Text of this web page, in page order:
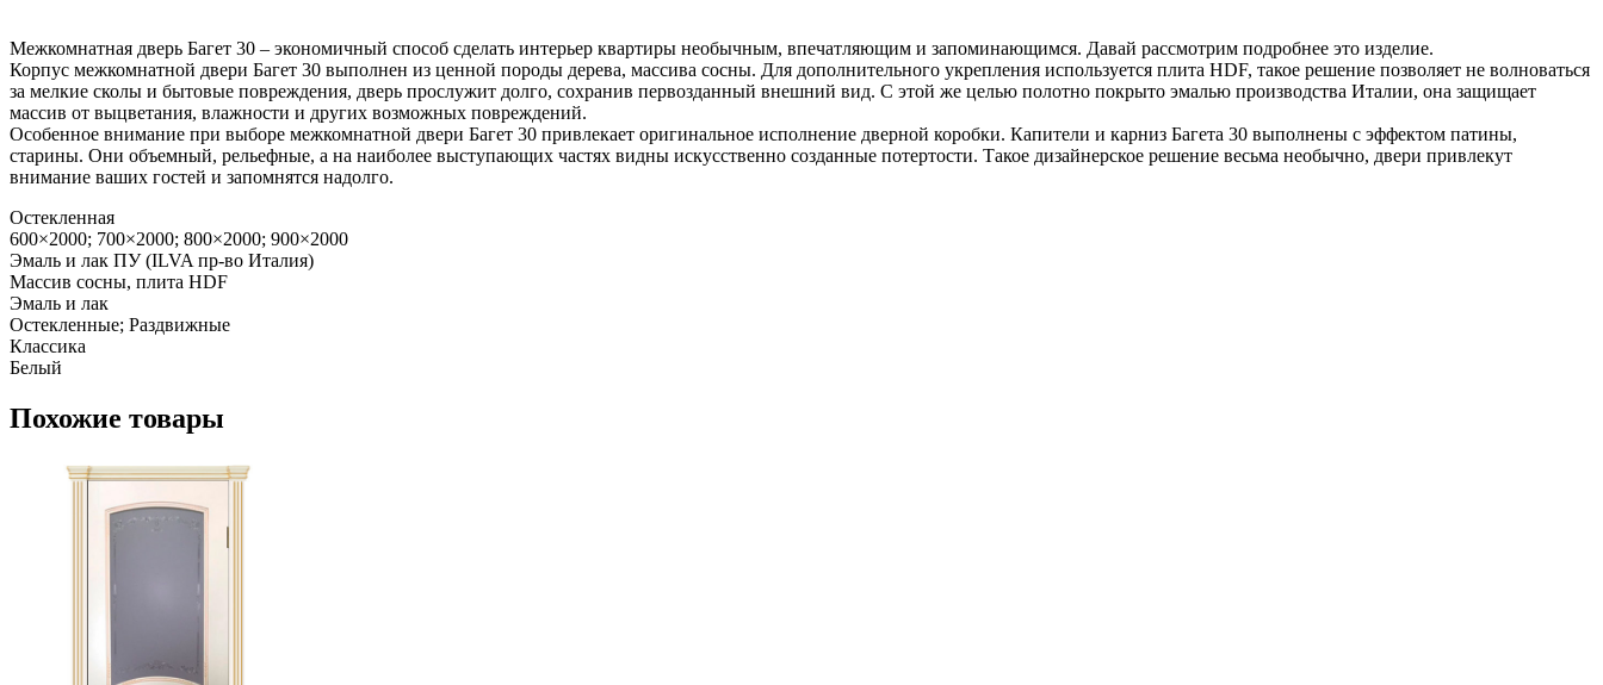
Межкомнатная дверь Багет 30 – экономичный способ сделать интерьер квартиры необычным, впечатляющим и запоминающимся. Давай рассмотрим подробнее это изделие.
Корпус межкомнатной двери Багет 30 выполнен из ценной породы дерева, массива сосны. Для дополнительного укрепления используется плита HDF, такое решение позволяет не волноваться
за мелкие сколы и бытовые повреждения, дверь прослужит долго, сохранив первозданный внешний вид. С этой же целью полотно покрыто эмалью производства Италии, она защищает
массив от выцветания, влажности и других возможных повреждений.
Особенное внимание при выборе межкомнатной двери Багет 30 привлекает оригинальное исполнение дверной коробки. Капители и карниз Багета 30 выполнены с эффектом патины,
старины. Они объемный, рельефные, а на наиболее выступающих частях видны искусственно созданные потертости. Такое дизайнерское решение весьма необычно, двери привлекут
внимание ваших гостей и запомнятся надолго.
Остекленная
600×2000; 700×2000; 800×2000; 900×2000
Эмаль и лак ПУ (ILVA пр-во Италия)
Массив сосны, плита HDF
Эмаль и лак
Остекленные; Раздвижные
Классика
Белый
Похожие товары